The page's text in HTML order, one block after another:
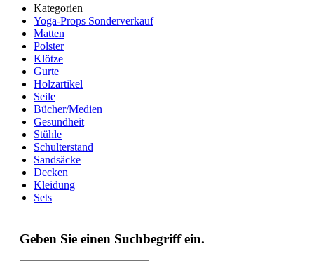
Kategorien
Yoga-Props Sonderverkauf
Matten
Polster
Klötze
Gurte
Holzartikel
Seile
Bücher/Medien
Gesundheit
Stühle
Schulterstand
Sandsäcke
Decken
Kleidung
Sets
Geben Sie einen Suchbegriff ein.